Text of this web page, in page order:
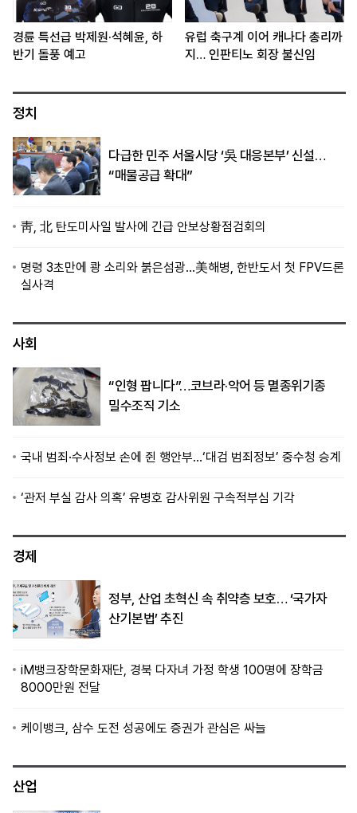
경륜 특선급 박제원·석혜윤, 하
반기 돌풍 예고
유럽 축구계 이어 캐나다 총리까
지… 인판티노 회장 불신임
정치
다급한 민주 서울시당 ‘吳 대응본부’ 신설…
“매물공급 확대”
靑, 北 탄도미사일 발사에 긴급 안보상황점검회의
명령 3초만에 쾅 소리와 붉은섬광…美해병, 한반도서 첫 FPV드론
실사격
사회
“인형 팝니다”…코브라·악어 등 멸종위기종
밀수조직 기소
국내 범죄·수사정보 손에 쥔 행안부…‘대검 범죄정보’ 중수청 승계
‘관저 부실 감사 의혹’ 유병호 감사위원 구속적부심 기각
경제
정부, 산업 초혁신 속 취약층 보호… ‘국가자
산기본법’ 추진
iM뱅크장학문화재단, 경북 다자녀 가정 학생 100명에 장학금
8000만원 전달
케이뱅크, 삼수 도전 성공에도 증권가 관심은 싸늘
산업